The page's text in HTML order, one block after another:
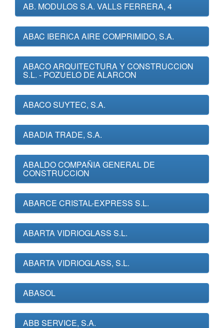
AB. MODULOS S.A. VALLS FERRERA, 4
ABAC IBERICA AIRE COMPRIMIDO, S.A.
ABACO ARQUITECTURA Y CONSTRUCCION
S.L. - POZUELO DE ALARCON
ABACO SUYTEC, S.A.
ABADIA TRADE, S.A.
ABALDO COMPAÑIA GENERAL DE
CONSTRUCCION
ABARCE CRISTAL-EXPRESS S.L.
ABARTA VIDRIOGLASS S.L.
ABARTA VIDRIOGLASS, S.L.
ABASOL
ABB SERVICE, S.A.